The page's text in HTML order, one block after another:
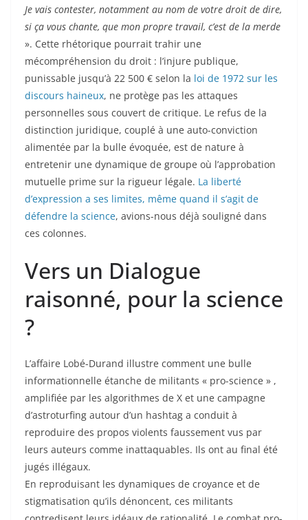
Je vais contester, notamment au nom de votre droit de dire,
si ça vous chante, que mon propre travail, c’est de la merde
». Cette rhétorique pourrait trahir une
mécompréhension du droit : l’injure publique,
punissable jusqu’à 22 500 € selon la loi de 1972 sur les
discours haineux, ne protège pas les attaques
personnelles sous couvert de critique. Le refus de la
distinction juridique, couplé à une auto-conviction
alimentée par la bulle évoquée, est de nature à
entretenir une dynamique de groupe où l’approbation
mutuelle prime sur la rigueur légale. La liberté
d’expression a ses limites, même quand il s’agit de
défendre la science, avions-nous déjà souligné dans
ces colonnes.
Vers un Dialogue
raisonné, pour la science
?
L’affaire Lobé-Durand illustre comment une bulle
informationnelle étanche de militants « pro-science » ,
amplifiée par les algorithmes de X et une campagne
d’astroturfing autour d’un hashtag a conduit à
reproduire des propos violents faussement vus par
leurs auteurs comme inattaquables. Ils ont au final été
jugés illégaux.
En reproduisant les dynamiques de croyance et de
stigmatisation qu’ils dénoncent, ces militants